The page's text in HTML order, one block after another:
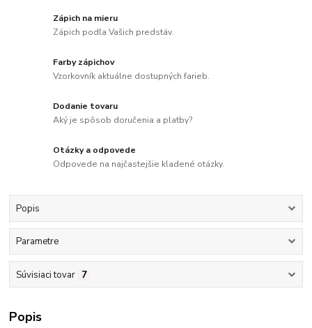
Zápich na mieru
Zápich podľa Vašich predstáv.
Farby zápichov
Vzorkovník aktuálne dostupných farieb.
Dodanie tovaru
Aký je spôsob doručenia a platby?
Otázky a odpovede
Odpovede na najčastejšie kladené otázky.
Popis
Parametre
Súvisiaci tovar 7
Popis